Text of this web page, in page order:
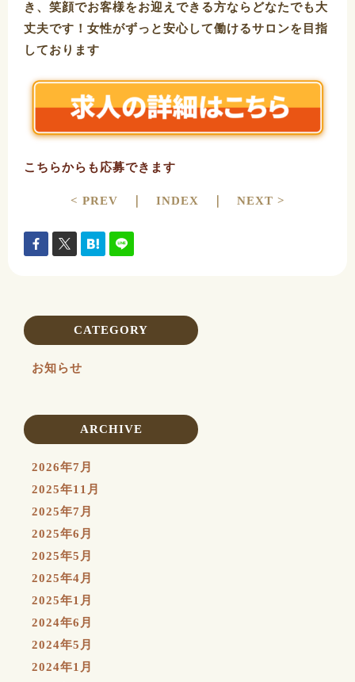
き、笑顔でお客様をお迎えできる方ならどなたでも大
丈夫です！女性がずっと安心して働けるサロンを目指
しております
こちらからも応募できます
< PREV INDEX NEXT >
CATEGORY
お知らせ
ARCHIVE
2026年7月
2025年11月
2025年7月
2025年6月
2025年5月
2025年4月
2025年1月
2024年6月
2024年5月
2024年1月